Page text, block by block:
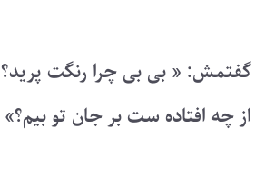
گفتمش: « بی بی چرا رنگت پرید؟
از چه افتاده ست بر جان تو بیم؟»